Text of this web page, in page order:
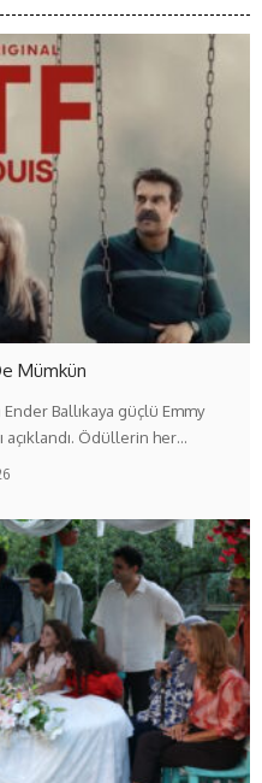
Mümkün
Ballıkaya güçlü Emmy
açıklandı. Ödüllerin her…